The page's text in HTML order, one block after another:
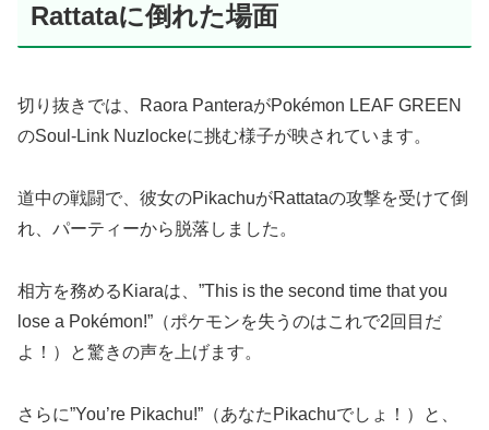
Rattataに倒れた場面
切り抜きでは、Raora PanteraがPokémon LEAF GREEN
のSoul-Link Nuzlockeに挑む様子が映されています。
道中の戦闘で、彼女のPikachuがRattataの攻撃を受けて倒
れ、パーティーから脱落しました。
相方を務めるKiaraは、”This is the second time that you
lose a Pokémon!”（ポケモンを失うのはこれで2回目だ
よ！）と驚きの声を上げます。
さらに”You’re Pikachu!”（あなたPikachuでしょ！）と、